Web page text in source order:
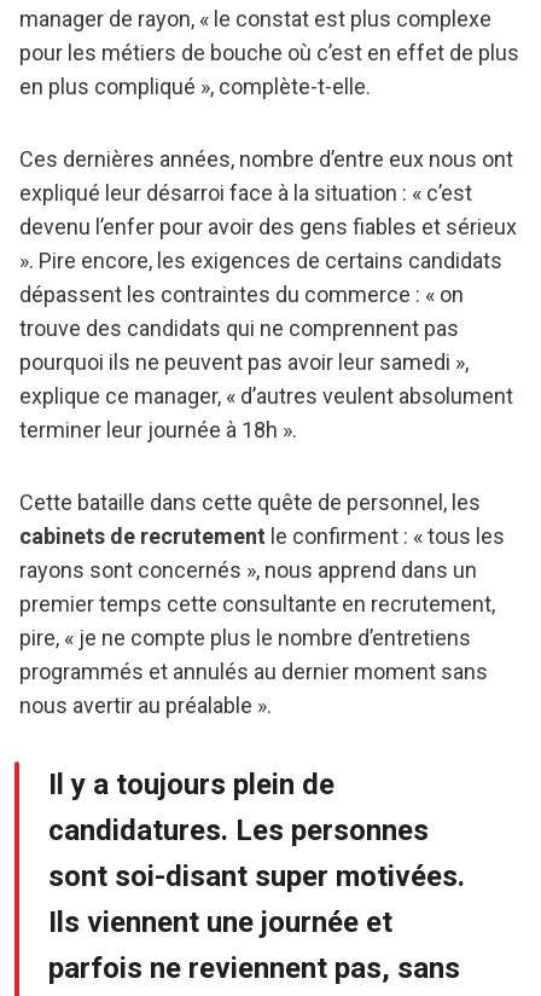
manager de rayon, « le constat est plus complexe
pour les métiers de bouche où c’est en effet de plus
en plus compliqué », complète-t-elle.
Ces dernières années, nombre d’entre eux nous ont
expliqué leur désarroi face à la situation : « c’est
devenu l’enfer pour avoir des gens fiables et sérieux
». Pire encore, les exigences de certains candidats
dépassent les contraintes du commerce : « on
trouve des candidats qui ne comprennent pas
pourquoi ils ne peuvent pas avoir leur samedi »,
explique ce manager, « d’autres veulent absolument
terminer leur journée à 18h ».
Cette bataille dans cette quête de personnel, les
cabinets de recrutement le confirment : « tous les
rayons sont concernés », nous apprend dans un
premier temps cette consultante en recrutement,
pire, « je ne compte plus le nombre d’entretiens
programmés et annulés au dernier moment sans
nous avertir au préalable ».
Il y a toujours plein de
candidatures. Les personnes
sont soi-disant super motivées.
Ils viennent une journée et
parfois ne reviennent pas, sans